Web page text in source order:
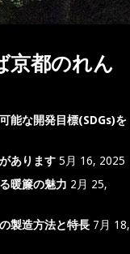
京都のれん
能な開発目標(SDGs)を
あります 5月 16, 2025
暖簾の魅力 2月 25,
製造方法と特長 7月 18,